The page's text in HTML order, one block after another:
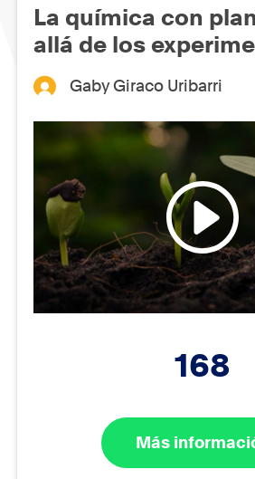
La química con
allá de los
Gaby Giraco Uribarri
168
Más